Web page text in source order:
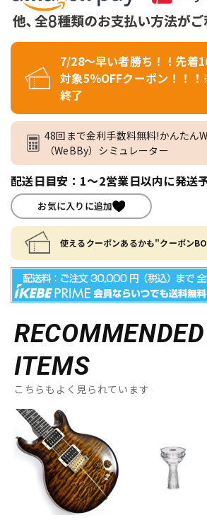
7/28～早い者勝ち！！先着
対象5％OFFクーポン！！
終了
48回まで金利手数料無料!かんたん
（WeBBy）シミュレーター
配送日目安：1～2営業日以内に発送
お気に入りに追加
使えるクーポンあるかも"クーポン
RECOMMENDED
ITEMS
こちらもよく見られています